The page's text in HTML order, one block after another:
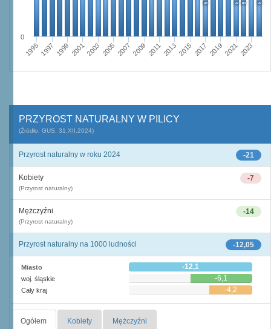
5 5 5 5
19951997 1999 20012003 2005 2007 2009 201120132015 2017 201920212023
0
PRZYROST NATURALNY W PILICY
(Źródło: GUS, 31.XII.2024)
-21
Przyrost naturalny w roku 2024
-7
Kobiety
(Przyrost naturalny)
-14
Mężczyźni
(Przyrost naturalny)
-12,05
Przyrost naturalny na 1000 ludności
Miasto -12,1
woj. śląskie -6,1
Cały kraj -4,2
Ogółem Kobiety Mężczyźni